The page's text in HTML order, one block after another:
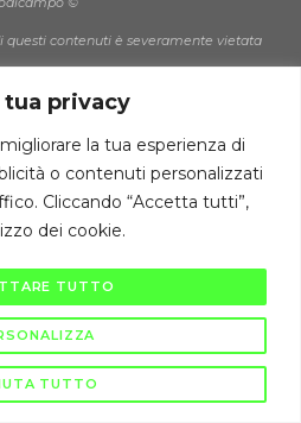
tua privacy
la tua esperienza di
o contenuti personalizzati
Cliccando “Accetta tutti”,
dei cookie.
TUTTO
TUTTO
questi contenuti è severamente vietata